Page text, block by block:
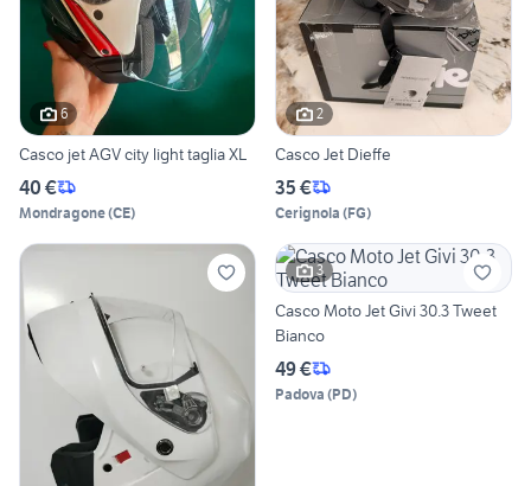
6
Casco jet AGV city light taglia XL
40 €
Mondragone(CE)
2
Casco Jet Dieffe
35 €
Cerignola (FG)
3
Casco Moto Jet Givi 30.3 Tweet
Bianco
49 €
Padova (PD)